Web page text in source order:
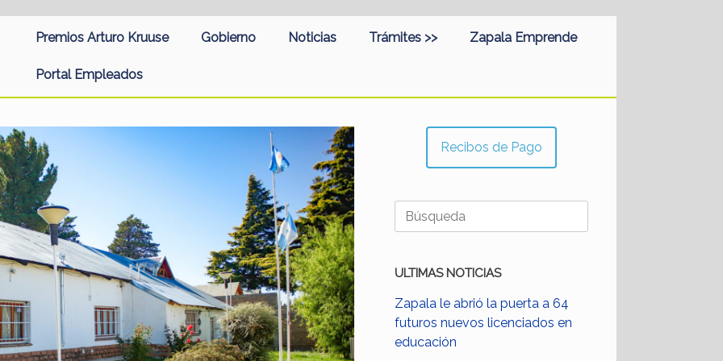
Premios Arturo Kruuse Gobierno Noticias Trámites >> Zapala Emprende
Portal Empleados
Recibos de Pago
Buscar:
ULTIMAS NOTICIAS
Zapala le abrió la puerta a 64
futuros nuevos licenciados en
educación